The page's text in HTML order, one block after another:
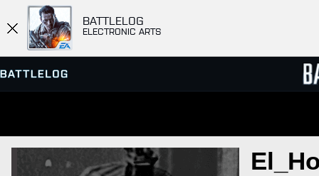
BATTLELOG
ELECTRONIC ARTS
PRZEGLĄDARKA SERWERÓW